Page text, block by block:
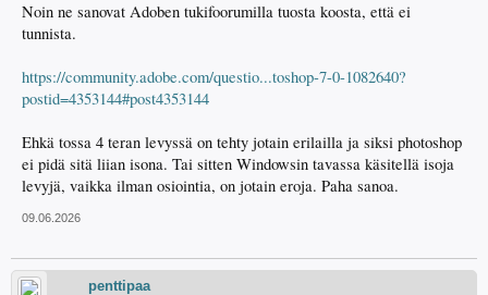
Noin ne sanovat Adoben tukifoorumilla tuosta koosta, että ei
tunnista.
https://community.adobe.com/questio...toshop-7-0-1082640?
postid=4353144#post4353144
Ehkä tossa 4 teran levyssä on tehty jotain erilailla ja siksi photoshop
ei pidä sitä liian isona. Tai sitten Windowsin tavassa käsitellä isoja
levyjä, vaikka ilman osiointia, on jotain eroja. Paha sanoa.
09.06.2026
penttipaa